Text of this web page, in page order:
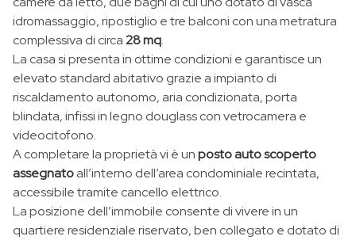
idromassaggio, ripostiglio e tre balconi con una metratura
complessiva di circa28 mq.
La casa si presenta in ottime condizioni e garantisce un
elevato standard abitativo grazie a impianto di
riscaldamento autonomo, aria condizionata, porta
blindata, infissi in legno douglass con vetrocamera e
videocitofono.
A completare la proprietà vi è unposto auto scoperto
assegnatoall’interno dell’area condominiale recintata,
accessibile tramite cancello elettrico.
La posizione dell’immobile consente di vivere in un
quartiere residenziale riservato, ben collegato e dotato di